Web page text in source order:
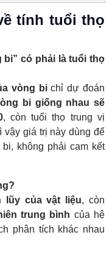
tính tuổi thọ
bi” có phải là tuổi thọ
vòng bichỉ dự đoán
bi giống nhau sẽ
, còn tuổi thọ trung vị
vậy giá trị này dùng để
không phải cam kết
lũy của vật liệu, còn
trung bình của hệ
phân tích khác nhau